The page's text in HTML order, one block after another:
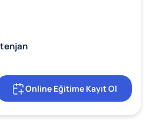
Online Eğitime Kayıt Ol